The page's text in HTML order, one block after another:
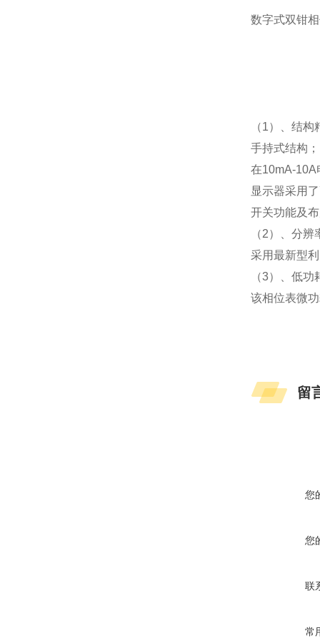
数字式双钳
（1）、结
手持式结构；
在10mA-10A
显示器采用
开关功能及
（2）、分辨
采用最新型
（3）、低功
该相位表微
留
您
您
联
常